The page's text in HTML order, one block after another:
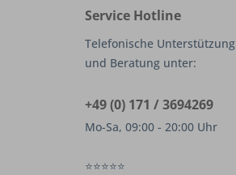
Service Hotline
Telefonische Unterstützung
und Beratung unter:
+49 (0) 171 / 3694269
Mo-Sa, 09:00 - 20:00 Uhr
⭐⭐⭐⭐⭐